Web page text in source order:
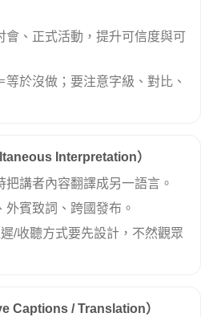
會、正式活動，提升可信度與可
等於沒做；要注意字級、對比、
Interpretation）
把講者內容翻譯成另一語言。
外賓致詞、跨國發布。
/收聽方式要先設計，不然觀眾
Captions / Translation）